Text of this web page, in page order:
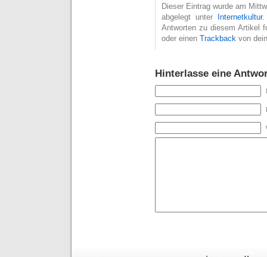
Dieser Eintrag wurde am
abgelegt unter
Internetkultur.
Antworten zu diesem Artikel
oder einen Trackback von
Hinterlasse eine